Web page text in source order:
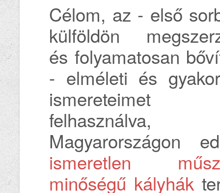
Célom, az - első
külföldön
és folyamatosan
- elméleti és
ismereteimet
felhasználva,
Magyarországon
ismeretlen
minőségű kályhák